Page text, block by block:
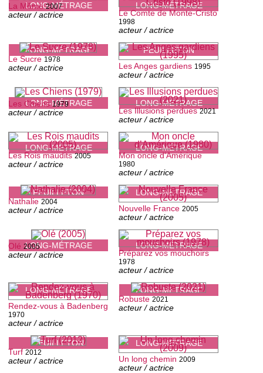
LONG-MÉTRAGE LONG-MÉTRAGE
LONG-MÉTRAGE
La Môme 2007
acteur / actrice
FEUILLETON
Le Comte de Monte-Cristo
1998
acteur / actrice
LONG-MÉTRAGE
Le Sucre 1978
acteur / actrice
LONG-MÉTRAGE
Les Anges gardiens 1995
acteur / actrice
LONG-MÉTRAGE
Les Chiens 1979
acteur / actrice
LONG-MÉTRAGE
Les Illusions perdues 2021
acteur / actrice
FEUILLETON
Les Rois maudits 2005
acteur / actrice
LONG-MÉTRAGE
Mon oncle d’Amérique
1980
acteur / actrice
LONG-MÉTRAGE
Nathalie 2004
acteur / actrice
LONG-MÉTRAGE
Nouvelle France 2005
acteur / actrice
LONG-MÉTRAGE
Olé 2005
acteur / actrice
LONG-MÉTRAGE
Préparez vos mouchoirs
1978
acteur / actrice
FEUILLETON
Rendez-vous à Badenberg
1970
acteur / actrice
LONG-MÉTRAGE
Robuste 2021
acteur / actrice
Turf 2012
acteur / actrice Un long chemin 2009
acteur / actrice